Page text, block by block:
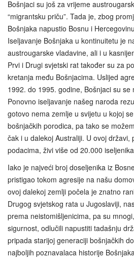
Bošnjaci su još za vrijeme
“migrantsku priču”. Tada je, zbog
Bošnjaka napustio Bosnu i
Iseljavanje Bošnjaka u kontinuitetu je
austrougarske vladavine, ali i u
Prvi i Drugi svjetski rat također su za
kretanja među Bošnjacima. Uslijed
1992. do 1995. godine, Bošnjaci su
Ponovno iseljavanje našeg naroda
gotovo nema zemlje u svijetu u kojoj
bošnjačkih porodica, pa tako se
čak i u dalekoj Australiji. U ovoj državi,
podacima, živi više od 20.000
Iako je najveći broj doseljenika iz
pristigao tokom agresije na našu
ovoj dalekoj zemlji počela je znatno
Drugog svjetskog rata u Jugoslaviji,
prema neistomišljenicima, pa su
sigurnost, odlučili napustiti tadašnju
pripada starijoj generaciji bošnjačkih
najboljih poznavalaca historije